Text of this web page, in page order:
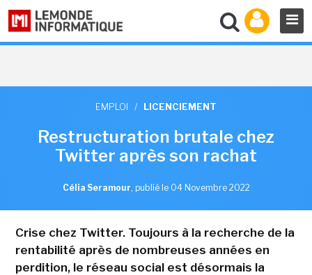
EMPLOI / LICENCIEMENT
Restructuration brutale chez
Twitter après son rachat
Célia Seramour, publié le 04 Novembre 2022
Crise chez Twitter. Toujours à la recherche de la
rentabilité après de nombreuses années en
perdition, le réseau social est désormais la